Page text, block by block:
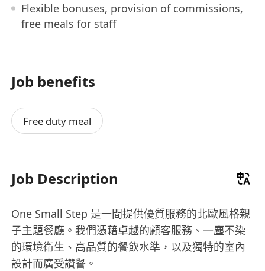
Flexible bonuses, provision of commissions,
free meals for staff
Job benefits
Free duty meal
Job Description
One Small Step 是一間提供優質服務的北歐風格親
子主題餐廳。我們憑藉卓越的顧客服務、一塵不染
的環境衛生、高品質的餐飲水準，以及獨特的室內
設計而廣受讚譽。